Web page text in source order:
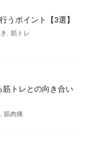
うポイント【3選】
, 筋トレ
トレとの向き合い
, 筋肉痛